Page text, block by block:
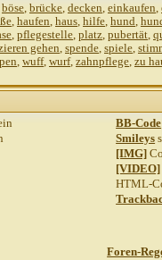
böse, brücke, decken, einkaufen,
, haufen, haus, hilfe, hund,
, pflegestelle, platz, pubertät,
gehen, spende, spiele,
, wuff, wurf, zahnpflege, zu
BB-Code
Smileys
[IMG]
[VIDEO]
HTML-
Foren-